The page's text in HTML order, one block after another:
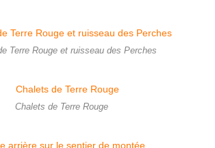
Terre Rouge et ruisseau des Perches
Chalets de Terre Rouge